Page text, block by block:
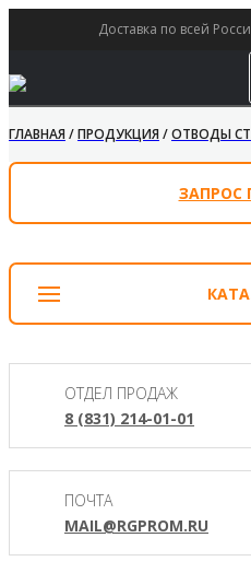
Доставка по всей
ГЛАВНАЯ/ПРОДУКЦИЯ/ОТВОДЫ
ЗАПРОС
ОТДЕЛ ПРОДАЖ
8 (831) 214-01-01
ПОЧТА
MAIL@RGPROM.RU